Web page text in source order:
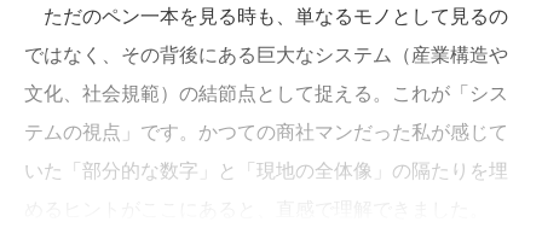
ただのペン一本を見る時も、単なるモノとして見るの
ではなく、その背後にある巨大なシステム（産業構造や
文化、社会規範）の結節点として捉える。これが「シス
テムの視点」です。かつての商社マンだった私が感じて
いた「部分的な数字」と「現地の全体像」の隔たりを埋